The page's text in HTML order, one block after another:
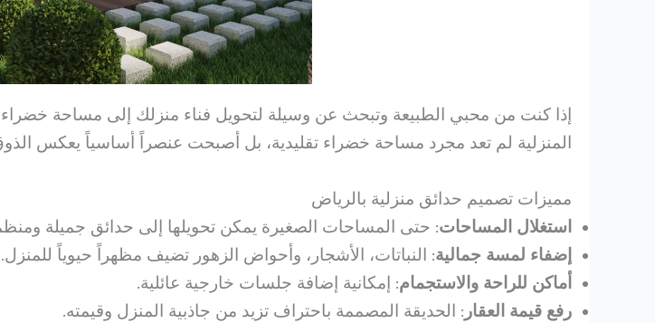
إذا كنت من محبي الطبيعة وتبحث عن وسيلة لتحويل فناء منزلك إلى مساحة
المنزلية لم تعد مجرد مساحة خضراء تقليدية، بل أصبحت عنصراً أساسياً يعكس
مميزات تصميم حدائق منزلية بالرياض
استغلال المساحات: حتى المساحات الصغيرة يمكن تحويلها إلى حدائق جميلة
إضفاء لمسة جمالية: النباتات، الأشجار، وأحواض الزهور تضيف مظهراً حيوياً للمنزل.
أماكن للراحة والاستجمام: إمكانية إضافة جلسات خارجية عائلية.
رفع قيمة العقار : الحديقة المصممة باحتراف تزيد من جاذبية المنزل وقيمته.